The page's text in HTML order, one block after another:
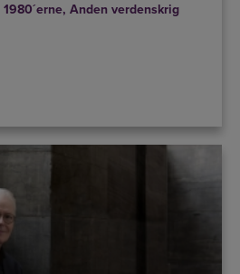
1980´erne, Anden verdenskrig